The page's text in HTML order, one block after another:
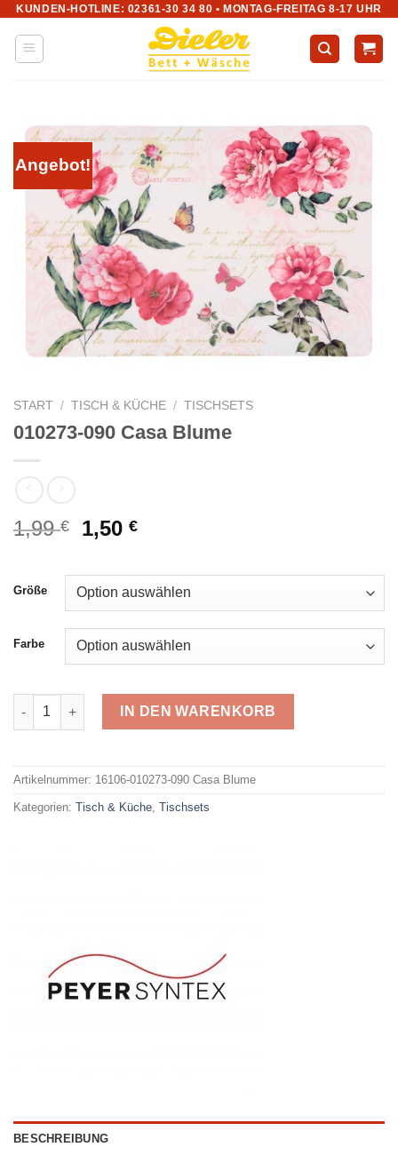
Zum
Inhalt
springen
KUNDEN-HOTLINE: 02361-30 34 80 • MONTAG-FREITAG 8-17 UHR
Angebot!
START / TISCH & KÜCHE / TISCHSETS
010273-090 Casa Blume
1,99€
Ursprünglicher
war:
1,99 €
1,50€Aktueller
ist:
1,50 €.
Größe
Farbe
010273-090 Casa Blume Menge
IN DEN WARENKORB
Artikelnummer: 16106-010273-090 Casa Blume
Kategorien: Tisch & Küche Tischsets
BESCHREIBUNG